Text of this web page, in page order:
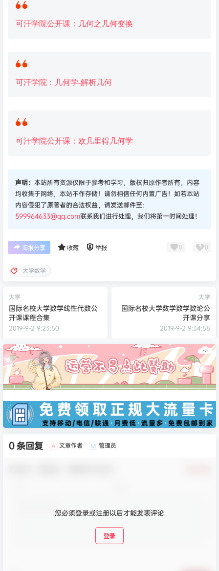
可汗学院公开课： 几何之 几何变换
可汗学院： 几何学-解析几何
可汗学院公开课：欧几里得几何学
声明： 本站所有资源仅限于参考和学习，版权归原作者所有，内容
均收集于网络，本站不作存储！请勿相信任何内置广告！如若本站
内容侵犯了原著者的合法权益，请发送邮件至：
599964633@qq.com联系我们进行处理，我们将第一时间处理！
海报分享 收藏 举报 0 0
大学数学
大学
国际名校大学数学线性代数公
开课课程合集
2019-9-2 9:23:50
大学
国际名校大学数学数学数论公
开课分享
2019-9-2 9:34:58
0 条回复 A 文章作者 M 管理员
您必须登录或注册以后才能发表评论
登录